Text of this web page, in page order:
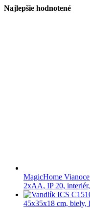
Najlepšie hodnotené
MagicHome
2xAA, IP 20,
45x35x18 cm, biely,